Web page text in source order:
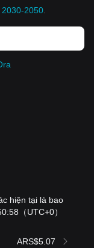
2050
hiện tại là bao
（UTC+0）
ARS$5.07